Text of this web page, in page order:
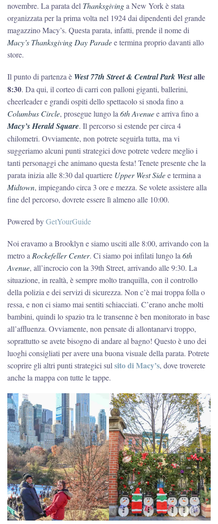
novembre. La parata del Thanksgivinga New York è stata
organizzata per la prima volta nel 1924 dai dipendenti del grande
magazzino Macy’s. Questa parata, infatti, prende il nome di
Macy’s Thanksgiving Day Paradee termina proprio davanti allo
store.
Il punto di partenza è West 77th Street & Central Park Westalle
8:30. Da qui, il corteo di carri con palloni giganti, ballerini,
cheerleader e grandi ospiti dello spettacolo si snoda fino a
Columbus Circle, prosegue lungo la6th Avenuee arriva fino a
Macy’s Herald Square. Il percorso si estende per circa 4
chilometri. Ovviamente, non potrete seguirla tutta, ma vi
suggeriamo alcuni punti strategici dove potrete vedere meglio i
tanti personaggi che animano questa festa! Tenete presente che la
parata inizia alle 8:30 dal quartiere Upper West Sidee termina a
Midtown, impiegando circa 3 ore e mezza. Se volete assistere alla
fine del percorso, dovrete essere lì almeno alle 10:00.
Powered byGetYourGuide
Noi eravamo a Brooklyn e siamo usciti alle 8:00, arrivando con la
metro aRockefeller Center. Ci siamo poi infilati lungo la6th
Avenue, all’incrocio con la 39th Street, arrivando alle 9:30. La
situazione, in realtà, è sempre molto tranquilla, con il controllo
della polizia e dei servizi di sicurezza. Non c’è mai troppa folla o
ressa, e non ci siamo mai sentiti schiacciati. C’erano anche molti
bambini, quindi lo spazio tra le transenne è ben monitorato in base
all’affluenza. Ovviamente, non pensate di allontanarvi troppo,
soprattutto se avete bisogno di andare al bagno! Questo è uno dei
luoghi consigliati per avere una buona visuale della parata. Potrete
scoprire gli altri punti strategici sulsito di Macy’s, dove troverete
anche la mappa con tutte le tappe.